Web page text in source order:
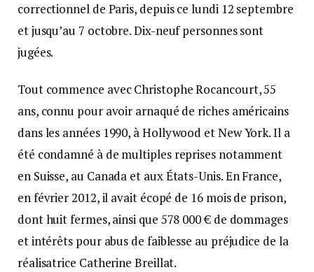
correctionnel de Paris, depuis ce lundi 12 septembre
et jusqu’au 7 octobre. Dix-neuf personnes sont
jugées.
Tout commence avec Christophe Rocancourt, 55
ans, connu pour avoir arnaqué de riches américains
dans les années 1990, à Hollywood et New York. Il a
été condamné à de multiples reprises notamment
en Suisse, au Canada et aux États-Unis. En France,
en février 2012, il avait écopé de 16 mois de prison,
dont huit fermes, ainsi que 578 000 € de dommages
et intérêts pour abus de faiblesse au préjudice de la
réalisatrice Catherine Breillat.